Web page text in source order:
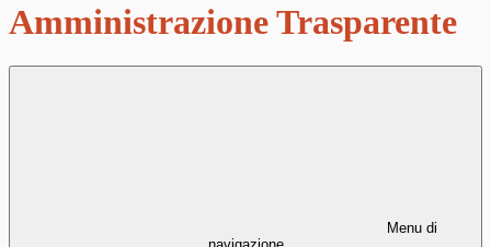
Amministrazione Trasparente
Menu di